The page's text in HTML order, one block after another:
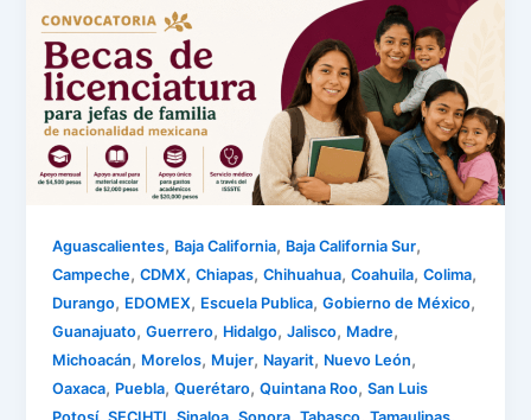
Aguascalientes, Baja California, Baja California Sur,
Campeche,CDMX,Chiapas,Chihuahua,Coahuila,Colima,
Durango, EDOMEX, Escuela Publica,Gobierno de México,
Guanajuato,Guerrero, Hidalgo,Jalisco, Madre,
Michoacán, Morelos, Mujer, Nayarit, Nuevo León,
Oaxaca, Puebla,Querétaro,Quintana Roo,San Luis